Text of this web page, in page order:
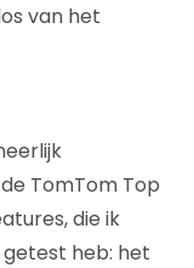
van het
TomTom Top
die ik
heb: het